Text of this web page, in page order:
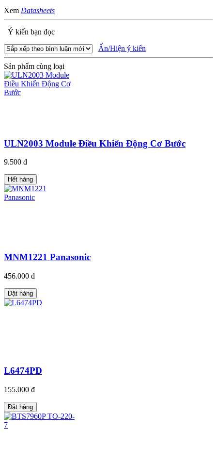
Xem Datasheets
Ý kiến bạn đọc
Ẩn/Hiện ý kiến
Sản phẩm cùng loại
ULN2003 Module Điều Khiển Động Cơ Bước
9.500 đ
Hết hàng
MNM1221 Panasonic
456.000 đ
Đặt hàng
L6474PD
155.000 đ
Đặt hàng